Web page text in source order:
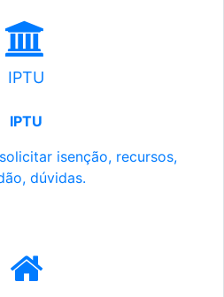
IPTU
IPTU
isenção, recursos,
dúvidas.